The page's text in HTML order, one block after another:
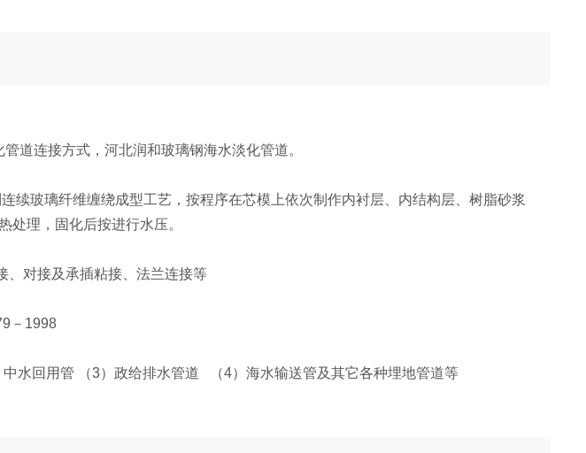
连接方式，河北润和玻璃钢海水淡化管道。
玻璃纤维缠绕成型工艺，按程序在芯模上依次制作内衬层、内结构层、树脂砂浆
处理，固化后按进行水压。
、对接及承插粘接、法兰连接等
－1998
中水回用管 （3）政给排水管道 （4）海水输送管及其它各种埋地管道等